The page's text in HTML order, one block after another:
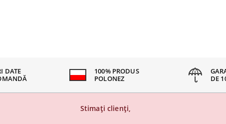
DATE
100% PRODUS
POLONEZ
DE
Stimați clienți,